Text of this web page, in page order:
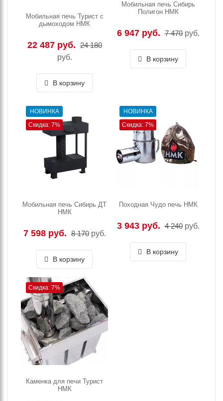
Мобильная печь Турист с
дымоходом НМК
22 487 руб. 24 180
руб.
В корзину
Мобильная печь Сибирь
Полигон НМК
6 947 руб. 7 470 руб.
В корзину
НОВИНКА
Скидка: 7%
Мобильная печь Сибирь ДТ
НМК
7 598 руб. 8 170 руб.
В корзину
НОВИНКА
Скидка: 7%
Походная Чудо печь НМК
3 943 руб. 4 240 руб.
В корзину
Скидка: 7%
Каменка для печи Турист
НМК